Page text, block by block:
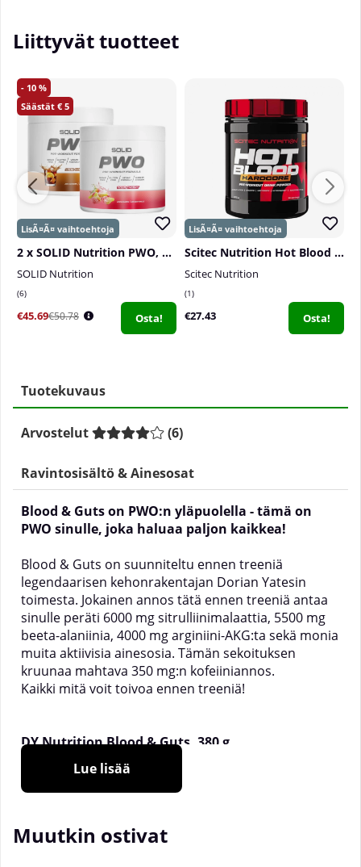
Liittyvät tuotteet
10
5
2 x SOLID Nutrition PWO, 230 g
SOLID Nutrition
6
€45.69€50.78 Osta!
Scitec Nutrition Hot Blood Hardcore, 375 g
Scitec Nutrition
1
€27.43 Osta!
Tuotekuvaus
Arvostelut (6)
Ravintosisältö & Ainesosat
Blood & Guts on PWO:n yläpuolella - tämä on
PWO sinulle, joka haluaa paljon kaikkea!
Blood & Guts on suunniteltu ennen treeniä
legendaarisen kehonrakentajan Dorian Yatesin
toimesta. Jokainen annos tätä ennen treeniä antaa
sinulle peräti 6000 mg sitrulliinimalaattia, 5500 mg
beeta-alaniinia, 4000 mg arginiini-AKG:ta sekä monia
muita aktiivisia ainesosia. Tämän sekoituksen
kruunaa mahtava 350 mg:n kofeiiniannos.
Kaikki mitä voit toivoa ennen treeniä!
DY Nutrition Blood & Guts, 380 g
Suositeltu käyttö:
annos) 250–350 ml vettä 15 minuuttia ennen
treeniä.
Lue lisää
Muutkin ostivat